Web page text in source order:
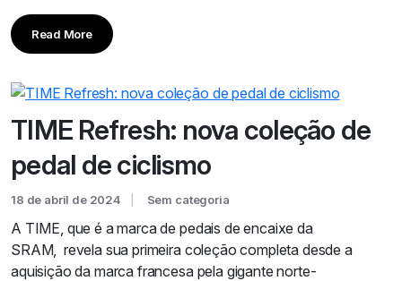
Read More
TIME Refresh: nova coleção de
pedal de ciclismo
18 de abril de 2024 Sem categoria
A TIME, que é a marca de pedais de encaixe da
SRAM, revela sua primeira coleção completa desde a
aquisição da marca francesa pela gigante norte-